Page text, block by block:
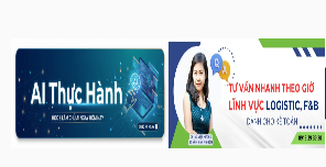
e
a
d
s
a
y
g
ử
i